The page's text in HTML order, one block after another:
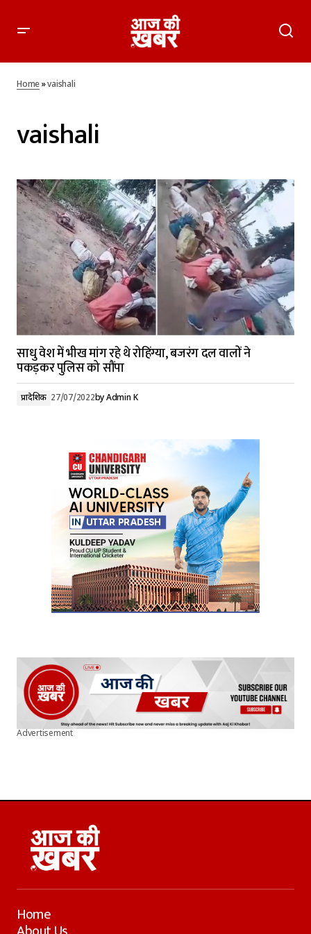
Home»vaishali
vaishali
साधु वेश में भीख मांग रहे थे रोहिंग्या, बजरंग दल वालों ने
पकड़कर पुलिस को सौंपा
प्रादेशिक 27/07/2022byAdmin K
Advertisement
Home